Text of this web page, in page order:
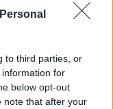
to third parties, or
for
below opt-out
note that after your